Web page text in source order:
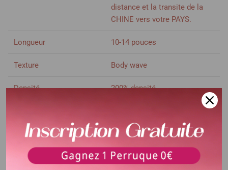
distance et la transite de la
CHINE vers votre PAYS.
Longueur 10-14 pouces
Texture Body wave
Densité 200% densité
Couleur de cheveux Couleur naturelle noir
Couleur de dentelle Dentelle transparent
Voir plus